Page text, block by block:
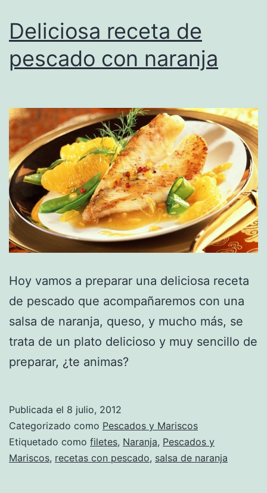
Deliciosa receta de
pescado con naranja
Hoy vamos a preparar una deliciosa receta
de pescado que acompañaremos con una
salsa de naranja, queso, y mucho más, se
trata de un plato delicioso y muy sencillo de
preparar, ¿te animas?
Publicada el 8 julio, 2012
Categorizado como Pescados y Mariscos
Etiquetado como filetes, Naranja, Pescados y
Mariscos, recetas con pescado, salsa de naranja